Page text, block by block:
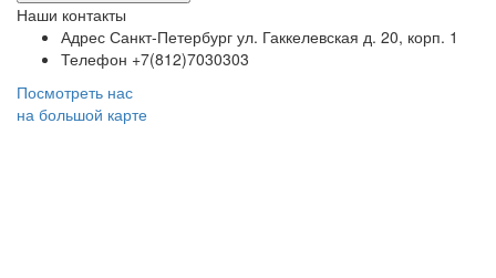
Наши контакты
Адрес Санкт-Петербург ул. Гаккелевская д. 20, корп. 1
Телефон +7(812)7030303
Посмотреть нас
на большой карте